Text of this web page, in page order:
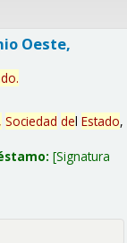
Oeste,
.
Sociedad del Estado,
Signatura